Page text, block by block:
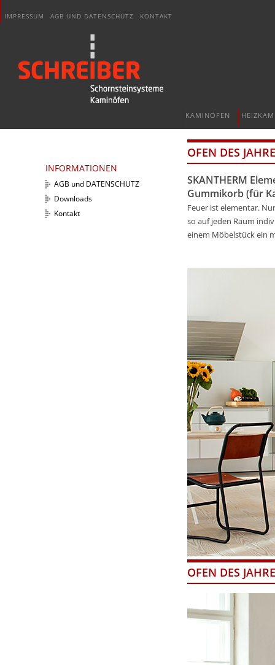
IMPRESSUM AGB UND DATENSCHUTZ KONTAKT
KAMINÖFEN
INFORMATIONEN
AGB und DATENSCHUTZ
Downloads
Kontakt
OFEN DES
SKANTHERM
Gummikorb (für
Feuer ist elementar.
so auf jeden Raum
einem Möbelstück ein
OFEN DES